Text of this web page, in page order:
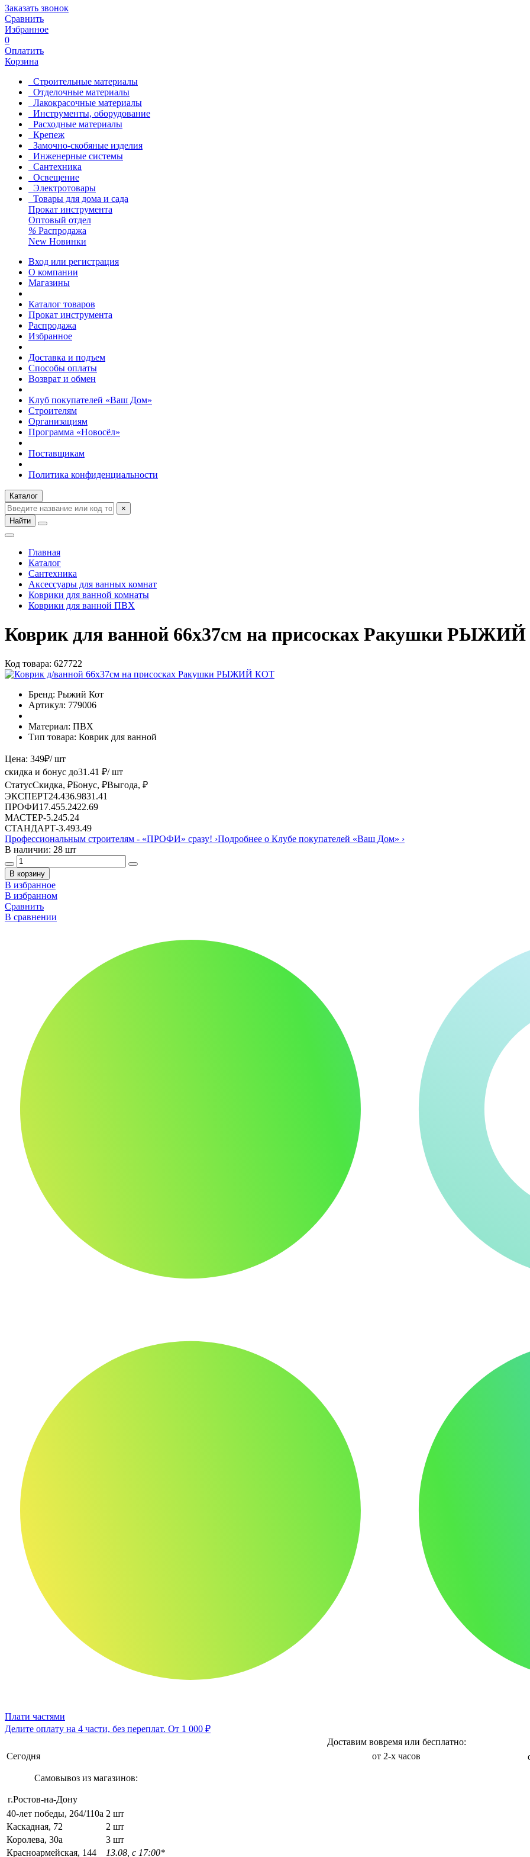
Заказать звонок
Сравнить
Избранное
0
Оплатить
Корзина
Строительные материалы
Отделочные материалы
Лакокрасочные материалы
Инструменты, оборудование
Расходные материалы
Крепеж
Замочно-скобяные изделия
Инженерные системы
Сантехника
Освещение
Электротовары
Товары для дома и сада
Прокат инструмента
Оптовый отдел
% Распродажа
New Новинки
Вход или регистрация
О компании
Магазины
Каталог товаров
Прокат инструмента
Распродажа
Избранное
Доставка и подъем
Способы оплаты
Возврат и обмен
Клуб покупателей «Ваш Дом»
Строителям
Организациям
Программа «Новосёл»
Поставщикам
Политика конфиденциальности
Каталог
×
Найти
Главная
Каталог
Сантехника
Аксессуары для ванных комнат
Коврики для ванной комнаты
Коврики для ванной ПВХ
Коврик для ванной 66х37см на присосках Ракушки
Код товара: 627722
Бренд: Рыжий Кот
Артикул: 779006
Материал: ПВХ
Тип товара: Коврик для ванной
Цена: 349₽/ шт
скидка и бонус до31.41 ₽/ шт
СтатусСкидка, ₽Бонус, ₽Выгода, ₽
ЭКСПЕРТ24.436.9831.41
ПРОФИ17.455.2422.69
МАСТЕР-5.245.24
СТАНДАРТ-3.493.49
Профессиональным строителям - «ПРОФИ» сразу! ›Подробнее о Клубе покупателей «Ваш Дом» ›
В наличии: 28 шт
В корзину
В избранное
В избранном
Сравнить
В сравнении
Плати частями
Делите оплату на 4 части, без переплат. От 1 000 ₽
Доставим вовремя или бесплатно:
Сегодня
от 2-х часов
Самовывоз из магазинов:
г.Ростов-на-Дону
40-лет победы, 264/110а 2 шт
Каскадная, 72
2 шт
Королева, 30а
3 шт
Красноармейская, 144
13.08, с 17:00*